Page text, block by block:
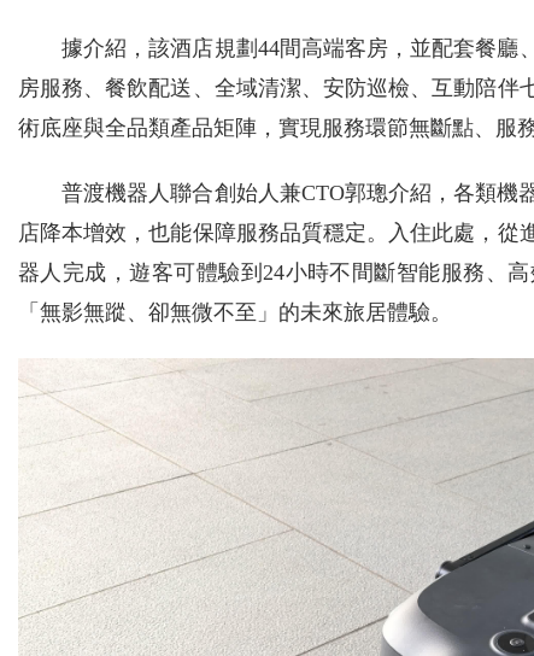
據介紹，該酒店規劃44間高端客房，並配套餐
房服務、餐飲配送、全域清潔、安防巡檢、互動陪
術底座與全品類產品矩陣，實現服務環節無斷點、服
普渡機器人聯合創始人兼CTO郭璁介紹，各類
店降本增效，也能保障服務品質穩定。入住此處，
器人完成，遊客可體驗到24小時不間斷智能服務、
「無影無蹤、卻無微不至」的未來旅居體驗。